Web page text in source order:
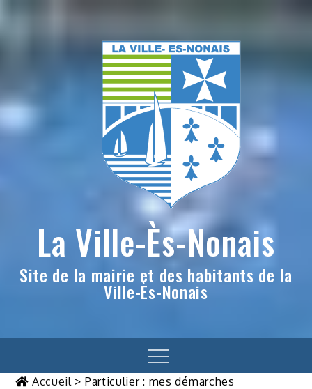
La Ville-Ès-Nonais
Site de la mairie et des habitants de la
Ville-Ès-Nonais
Menu
Accueil> Particulier : mes démarches